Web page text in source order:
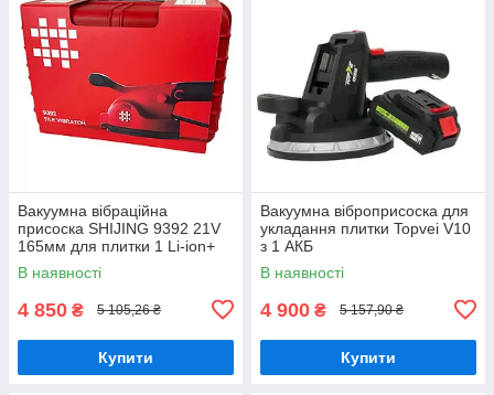
Вакуумна вібраційна
присоска SHIJING 9392 21V
165мм для плитки 1 Li-ion+
КЕЙС
В наявності
4 850 ₴ 5 105,26 ₴
Купити
Вакуумна віброприсоска для
укладання плитки Topvei V10
з 1 АКБ
В наявності
4 900 ₴ 5 157,90 ₴
Купити